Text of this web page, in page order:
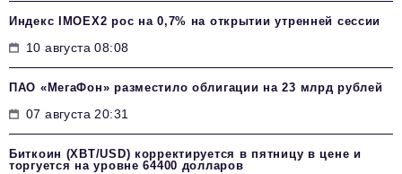
Индекс IMOEX2 рос на 0,7% на открытии утренней сессии
10 августа 08:08
ПАО «МегаФон» разместило облигации на 23 млрд рублей
07 августа 20:31
Биткоин (XBT/USD) корректируется в пятницу в цене и
торгуется на уровне 64400 долларов